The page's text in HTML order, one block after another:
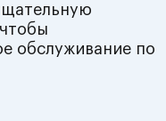
обслуживание по